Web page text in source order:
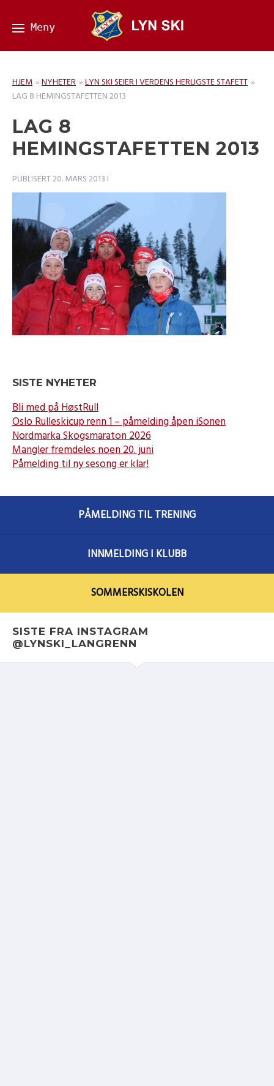
HJEM »NYHETER »LYN SKI SEIER I VERDENS HERLIGSTE STAFETT »
LAG 8 HEMINGSTAFETTEN 2013
LAG 8
HEMINGSTAFETTEN 2013
PUBLISERT20. MARS 2013 I
SISTE NYHETER
Bli med på HøstRull
Oslo Rulleskicup renn 1 – påmelding åpen iSonen
Nordmarka Skogsmaraton 2026
Mangler fremdeles noen 20. juni
Påmelding til ny sesong er klar!
PÅMELDING TIL TRENING
INNMELDING I KLUBB
SOMMERSKISKOLEN
SISTE FRA INSTAGRAM
@LYNSKI_LANGRENN